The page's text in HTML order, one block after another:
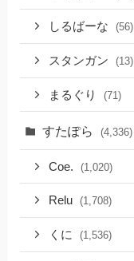
しるばーな (56)
スタンガン (13)
まるぐり (71)
すたぽら (4,336)
Coe. (1,020)
Relu (1,708)
くに (1,536)